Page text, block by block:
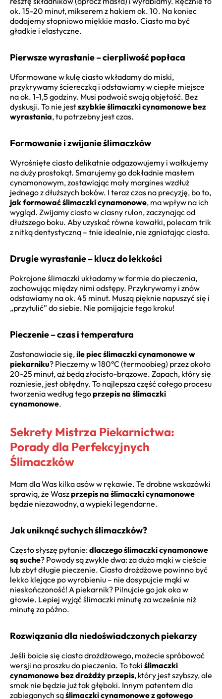
ok. 15-20 minut, mikserem z hakiem ok. 10. Na koniec
dodajemy stopniowo miękkie masło. Ciasto ma być
gładkie i elastyczne.
Pierwsze wyrastanie – cierpliwość popłaca
Uformowane w kulę ciasto wkładamy do miski,
przykrywamy ściereczką i odstawiamy w ciepłe miejsce
na ok. 1-1,5 godziny. Musi podwoić swoją objętość. Bez
dyskusji. To nie jestszybkie ślimaczki cynamonowe bez
wyrastania, tu potrzebny jest czas.
Formowanie i zwijanie ślimaczków
Wyrośnięte ciasto delikatnie odgazowujemy i wałkujemy
na duży prostokąt. Smarujemy go dokładnie masłem
cynamonowym, zostawiając mały margines wzdłuż
jednego z dłuższych boków. I teraz czas na precyzję, bo to,
jak formować ślimaczki cynamonowe, ma wpływ na ich
wygląd. Zwijamy ciasto w ciasny rulon, zaczynając od
dłuższego boku. Aby uzyskać równe kawałki, polecam trik
z nitką dentystyczną – tnie idealnie, nie zgniatając ciasta.
Drugie wyrastanie – klucz do lekkości
Pokrojone ślimaczki układamy w formie do pieczenia,
zachowując między nimi odstępy. Przykrywamy i znów
odstawiamy na ok. 45 minut. Muszą pięknie napuszyć się i
„przytulić” do siebie. Nie pomijajcie tego kroku!
Pieczenie – czas i temperatura
Zastanawiacie się,ile piec ślimaczki cynamonowe w
piekarniku? Pieczemy w 180°C (termoobieg) przez około
20-25 minut, aż będą złocisto-brązowe. Zapach, który się
rozniesie, jest obłędny. To najlepsza część całego procesu
tworzenia według tegoprzepis na ślimaczki
cynamonowe.
Sekrety Mistrza Piekarnictwa:
Porady dla Perfekcyjnych
Ślimaczków
Mam dla Was kilka asów w rękawie. Te drobne wskazówki
sprawią, że Waszprzepis na ślimaczki cynamonowe
będzie niezawodny, a wypieki legendarne.
Jak uniknąć suchych ślimaczków?
Często słyszę pytanie:dlaczego ślimaczki cynamonowe
są suche? Powody są zwykle dwa: za dużo mąki w cieście
lub zbyt długie pieczenie. Ciasto drożdżowe powinno być
lekko klejące po wyrobieniu – nie dosypujcie mąki w
nieskończoność! A piekarnik? Pilnujcie go jak oka w
głowie. Lepiej wyjąć ślimaczki minutę za wcześnie niż
minutę za późno.
Rozwiązania dla niedoświadczonych piekarzy
Jeśli boicie się ciasta drożdżowego, możecie spróbować
wersji na proszku do pieczenia. To taki ślimaczki
cynamonowe bez drożdży przepis, który jest szybszy, ale
smak nie będzie już tak głęboki. Innym patentem dla
zabieganych sąślimaczki cynamonowe z gotowego